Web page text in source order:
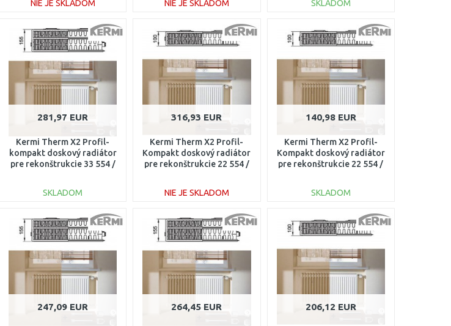
NIE JE SKLADOM
DO KOŠÍKA
Porovnať
NIE JE SKLADOM
DO KOŠÍKA
SKLADOM
DO KOŠÍKA
281,97 EUR
Kermi Therm X2 Profil-
kompakt doskový radiátor
pre rekonštrukcie 33 554 /
SKLADOM
DO KOŠÍKA
Porovnať
316,93 EUR
Kermi Therm X2 Profil-
Kompakt doskový radiátor
pre rekonštrukcie 22 554 /
NIE JE SKLADOM
DO KOŠÍKA
Porovnať
140,98 EUR
Kermi Therm X2 Profil-
Kompakt doskový radiátor
pre rekonštrukcie 22 554 /
SKLADOM
DO KOŠÍKA
247,09 EUR 264,45 EUR 206,12 EUR